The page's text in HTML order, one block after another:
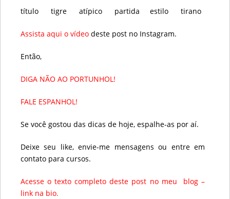
título tigre atípico partida estilo tirano
Assista aqui o vídeodeste post no Instagram.
Então,
DIGA NÃO AO PORTUNHOL!
FALE ESPANHOL!
Se você gostou das dicas de hoje, espalhe-as por aí.
Deixe seu like, envie-me mensagens ou entre em
contato para cursos.
Acesse o texto completo deste post no meu blog –
link na bio.